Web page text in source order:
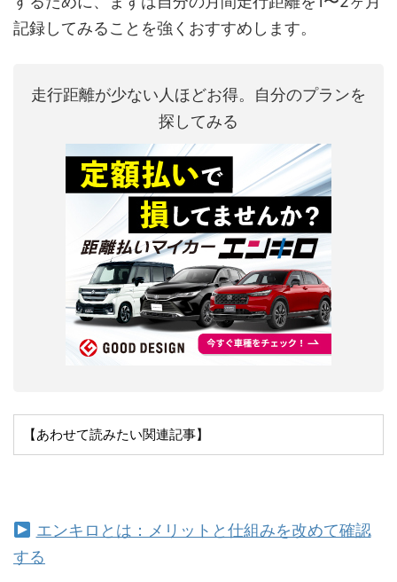
記録してみることを強くおすすめします。
走行距離が少ない人ほどお得。自分のプランを
探してみる
【あわせて読みたい関連記事】
エンキロとは：メリットと仕組みを改めて確認
する